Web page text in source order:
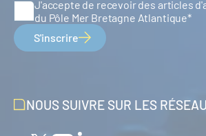
J'accepte de recevoir des articles
du Pôle Mer Bretagne Atlantique
S'inscrire
NOUS SUIVRE SUR LES